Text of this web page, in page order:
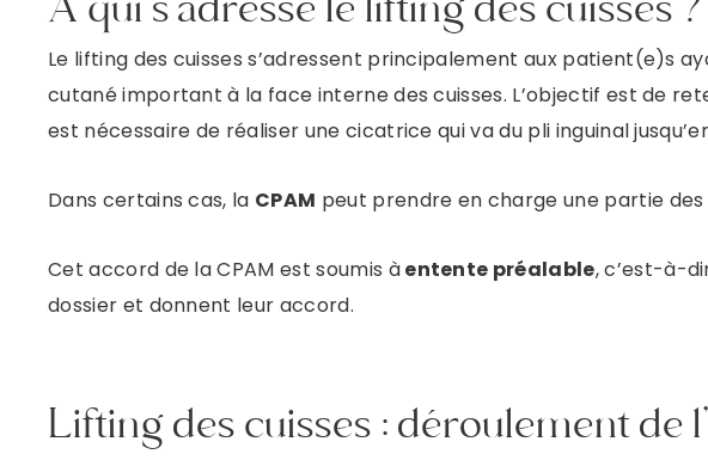
Le lifting des cuisses s’adressent principalement aux patient(e)s
cutané important à la face interne des cuisses. L’objectif est de
est nécessaire de réaliser une cicatrice qui va du pli inguinal
Dans certains cas, la CPAM peut prendre en charge une partie
Cet accord de la CPAM est soumis àentente préalable, c’est-à-
dossier et donnent leur accord.
Lifting des cuisses : déroulement de